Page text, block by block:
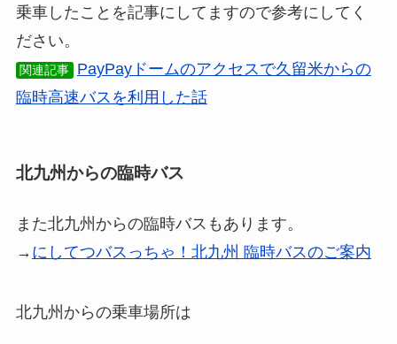
乗車したことを記事にしてますので参考にしてく
ださい。
関連記事
PayPayドームのアクセスで久留米からの
臨時高速バスを利用した話
北九州からの臨時バス
また北九州からの臨時バスもあります。
→ にしてつバスっちゃ！北九州 臨時バスのご案内
北九州からの乗車場所は